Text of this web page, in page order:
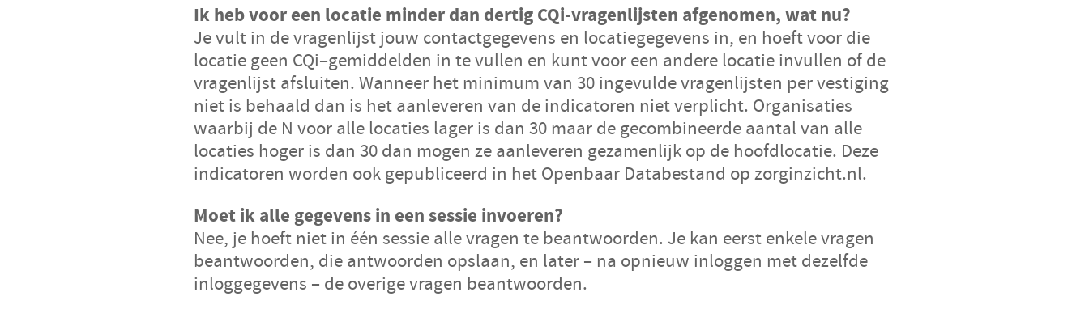
Ik heb voor een locatie minder dan dertig CQi-vragenlijsten afgenomen, wat nu?
Jevult in devragenlijst jouw contactgegevens en locatiegegevens in, en hoeft voor die
locatie geen CQi–gemiddelden in te vullen en kunt voor een andere locatie invullen of de
vragenlijst afsluiten. Wanneer het minimum van 30 ingevulde vragenlijsten per vestiging
niet is behaald dan is het aanleveren van de indicatoren niet verplicht. Organisaties
waarbij de N voor alle locaties lager is dan 30 maar de gecombineerde aantal van alle
locaties hoger is dan 30 dan mogen ze aanleveren gezamenlijk op de hoofdlocatie. Deze
indicatoren worden ook gepubliceerd in het Openbaar Databestand op zorginzicht.nl.
Moet ik alle gegevens in een sessie invoeren?
Nee, je hoeft niet in één sessie alle vragen te beantwoorden. Je kan eerst enkele vragen
beantwoorden, die antwoorden opslaan, en later – na opnieuw inloggen met dezelfde
inloggegevens – de overige vragen beantwoorden.